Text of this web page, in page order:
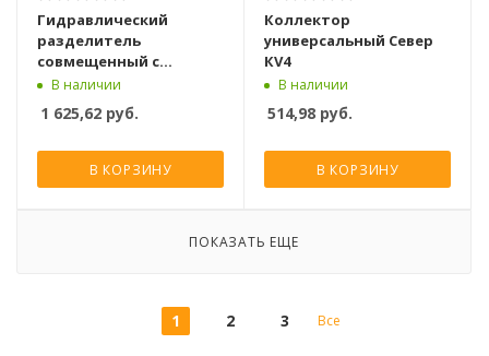
Гидравлический
разделитель
совмещенный с
коллектором Север Т4
В наличии
1 625,62 руб.
В КОРЗИНУ
Коллектор
универсальный Север
КV4
В наличии
514,98 руб.
В КОРЗИНУ
ПОКАЗАТЬ ЕЩЕ
1 2 3 Все